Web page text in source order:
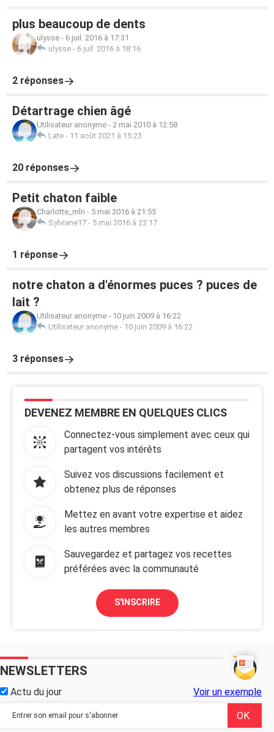
plus beaucoup de dents
ulysse - 6 juil. 2016 à 17:31
ulysse - 6 juil. 2016 à 18:16
2 réponses
Détartrage chien âgé
Utilisateur anonyme - 2 mai 2010 à 12:58
Late - 11 août 2021 à 15:23
20 réponses
Petit chaton faible
Charlotte_mln - 5 mai 2016 à 21:55
Sylviane17 - 5 mai 2016 à 22:17
1 réponse
notre chaton a d'énormes puces ? puces de
lait ?
Utilisateur anonyme - 10 juin 2009 à 16:22
Utilisateur anonyme - 10 juin 2009 à 16:22
3 réponses
DEVENEZ MEMBRE EN QUELQUES CLICS
Connectez-vous simplement avec ceux qui
partagent vos intérêts
Suivez vos discussions facilement et
obtenez plus de réponses
Mettez en avant votre expertise et aidez
les autres membres
Sauvegardez et partagez vos recettes
préférées avec la communauté
S'INSCRIRE
NEWSLETTERS
Actu du jour Voir un exemple